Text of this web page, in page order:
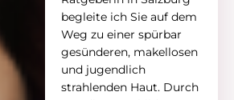
begleite ich Sie auf dem
Weg zu einer spürbar
gesünderen, makellosen
und jugendlich
strahlenden Haut. Durch